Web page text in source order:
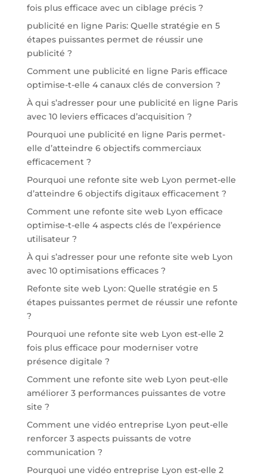
fois plus efficace avec un ciblage précis ?
publicité en ligne Paris: Quelle stratégie en 5
étapes puissantes permet de réussir une
publicité ?
Comment une publicité en ligne Paris efficace
optimise-t-elle 4 canaux clés de conversion ?
À qui s’adresser pour une publicité en ligne Paris
avec 10 leviers efficaces d’acquisition ?
Pourquoi une publicité en ligne Paris permet-
elle d’atteindre 6 objectifs commerciaux
efficacement ?
Pourquoi une refonte site web Lyon permet-elle
d’atteindre 6 objectifs digitaux efficacement ?
Comment une refonte site web Lyon efficace
optimise-t-elle 4 aspects clés de l’expérience
utilisateur ?
À qui s’adresser pour une refonte site web Lyon
avec 10 optimisations efficaces ?
Refonte site web Lyon: Quelle stratégie en 5
étapes puissantes permet de réussir une refonte
?
Pourquoi une refonte site web Lyon est-elle 2
fois plus efficace pour moderniser votre
présence digitale ?
Comment une refonte site web Lyon peut-elle
améliorer 3 performances puissantes de votre
site ?
Comment une vidéo entreprise Lyon peut-elle
renforcer 3 aspects puissants de votre
communication ?
Pourquoi une vidéo entreprise Lyon est-elle 2